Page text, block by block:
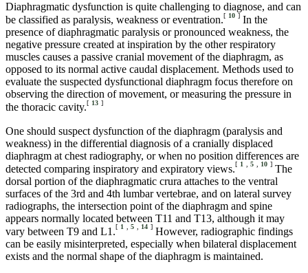
Diaphragmatic dysfunction is quite challenging to diagnose, and can
be classified as paralysis, weakness or eventration.[ 10 ] In the
presence of diaphragmatic paralysis or pronounced weakness, the
negative pressure created at inspiration by the other respiratory
muscles causes a passive cranial movement of the diaphragm, as
opposed to its normal active caudal displacement. Methods used to
evaluate the suspected dysfunctional diaphragm focus therefore on
observing the direction of movement, or measuring the pressure in
the thoracic cavity.[ 13 ]
One should suspect dysfunction of the diaphragm (paralysis and
weakness) in the differential diagnosis of a cranially displaced
diaphragm at chest radiography, or when no position differences are
detected comparing inspiratory and expiratory views.[ 1 5 10 ] The
dorsal portion of the diaphragmatic crura attaches to the ventral
surfaces of the 3rd and 4th lumbar vertebrae, and on lateral survey
radiographs, the intersection point of the diaphragm and spine
appears normally located between T11 and T13, although it may
vary between T9 and L1.[ 1 , 5 , 14 ] However, radiographic findings
can be easily misinterpreted, especially when bilateral displacement
exists and the normal shape of the diaphragm is maintained.